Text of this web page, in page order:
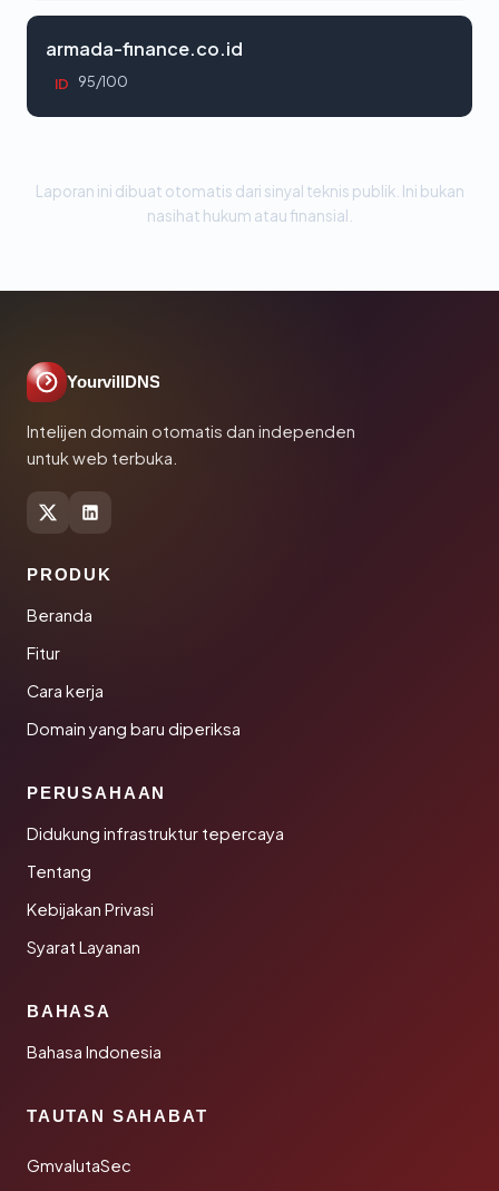
armada-finance.co.id
ID 95/100
Laporan ini dibuat otomatis dari sinyal teknis publik. Ini bukan
nasihat hukum atau finansial.
YourvillDNS
Intelijen domain otomatis dan independen
untuk web terbuka.
PRODUK
Beranda
Fitur
Cara kerja
Domain yang baru diperiksa
PERUSAHAAN
Didukung infrastruktur tepercaya
Tentang
Kebijakan Privasi
Syarat Layanan
BAHASA
Bahasa Indonesia
TAUTAN SAHABAT
GmvalutaSec